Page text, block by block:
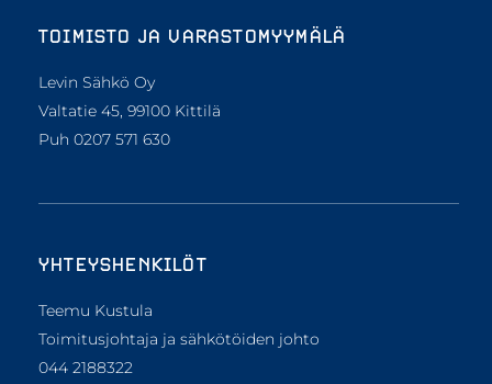
TOIMISTO JA VARASTOMYYMÄLÄ
Levin Sähkö Oy
Valtatie 45, 99100 Kittilä
Puh 0207 571 630
YHTEYSHENKILÖT
Teemu Kustula
Toimitusjohtaja ja sähkötöiden johto
044 2188322